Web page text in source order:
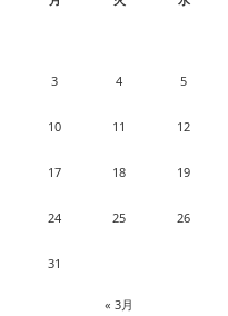
« 3月
3 4 5
10 11 12
17 18 19
24 25 26
31